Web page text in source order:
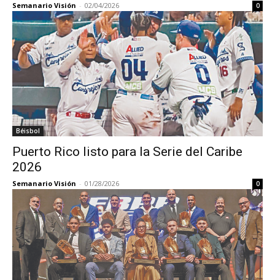
Semanario Visión - 02/04/2026 0
Béisbol
Puerto Rico listo para la Serie del Caribe
2026
Semanario Visión - 01/28/2026 0